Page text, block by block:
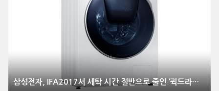
삼성전자, IFA2017서 세탁 시간 절반으로 줄인 ‘퀵드라이브’ 공개